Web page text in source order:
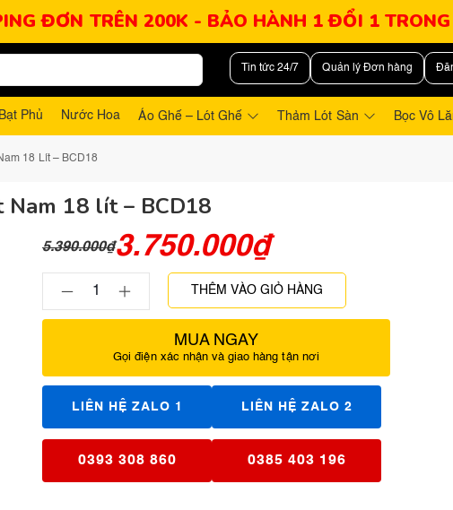
ĐƠN TRÊN 200K - BẢO HÀNH 1 ĐỔI 1
Tin tức 24/7 Quản lý Đơn hàng
Bạt Phủ Nước Hoa Áo Ghế – Lót Ghế Thảm Lót Sàn Bọc Vô
18 Lít – BCD18
18 lít – BCD18
5.390.000₫3.750.000₫
THÊM VÀO GIỎ HÀNG
MUA NGAY
Gọi điện xác nhận và giao hàng tận nơi
LIÊN HỆ ZALO 1 LIÊN HỆ ZALO 2
0393 308 860 0385 403 196